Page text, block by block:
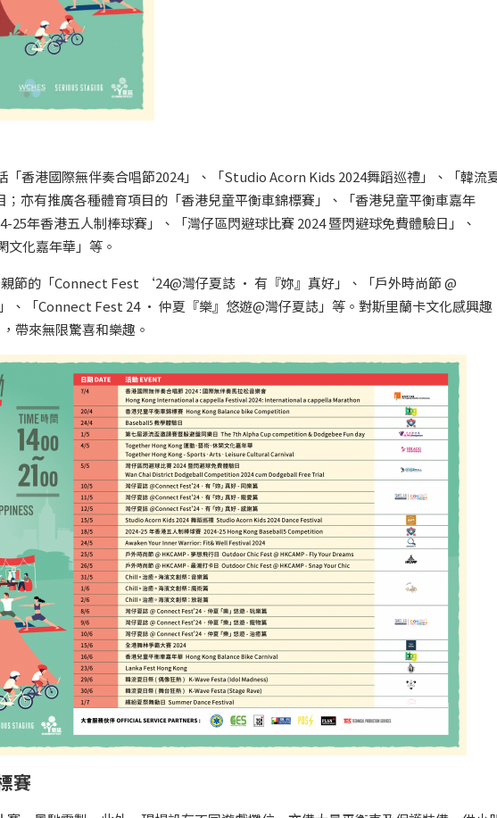
「香港國際無伴奏合唱節2024」、「Studio Acorn Kids 2024舞蹈巡禮」、「韓流
亦有推廣各種體育項目的「香港兒童平衡車錦標賽」、「香港兒童平衡車嘉年
年香港五人制棒球賽」、「灣仔區閃避球比賽 2024 暨閃避球免費體驗日」、
化嘉年華」等。
節的「Connect Fest ‘24@灣仔夏誌 · 有『妳』真好」、「戶外時尚節 @
、「Connect Fest 24 · 仲夏『樂』悠遊@灣仔夏誌」等。對斯里蘭卡文化感興趣
帶來無限驚喜和樂趣。
賽